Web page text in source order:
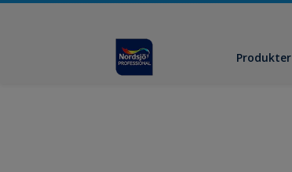
Produkter